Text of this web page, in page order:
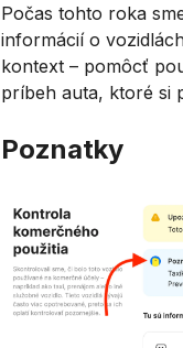
Počas tohto roka
informácií o
kontext – pomôcť
príbeh auta, ktoré si
Poznatky